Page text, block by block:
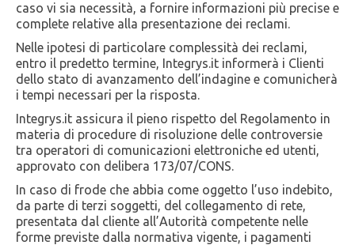
caso vi sia necessità, a fornire informazioni più precise e
complete relative alla presentazione dei reclami.
Nelle ipotesi di particolare complessità dei reclami,
entro il predetto termine, Integrys.it informerà i Clienti
dello stato di avanzamento dell’indagine e comunicherà
i tempi necessari per la risposta.
Integrys.it assicura il pieno rispetto del Regolamento in
materia di procedure di risoluzione delle controversie
tra operatori di comunicazioni elettroniche ed utenti,
approvato con delibera 173/07/CONS.
In caso di frode che abbia come oggetto l’uso indebito,
da parte di terzi soggetti, del collegamento di rete,
presentata dal cliente all’Autorità competente nelle
forme previste dalla normativa vigente, i pagamenti